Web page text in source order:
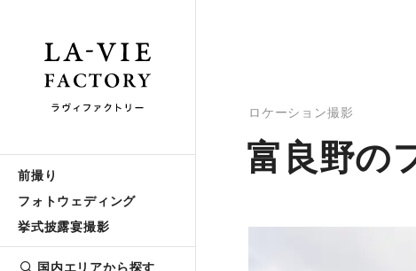
前撮り
フォトウェディング
挙式披露宴撮影
国内エリアから探す
ロケーション撮影
富良野の